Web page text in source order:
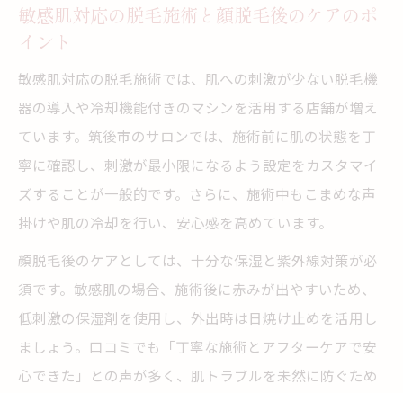
敏感肌対応の脱毛施術と顔脱毛後のケアのポ
イント
敏感肌対応の脱毛施術では、肌への刺激が少ない脱毛機
器の導入や冷却機能付きのマシンを活用する店舗が増え
ています。筑後市のサロンでは、施術前に肌の状態を丁
寧に確認し、刺激が最小限になるよう設定をカスタマイ
ズすることが一般的です。さらに、施術中もこまめな声
掛けや肌の冷却を行い、安心感を高めています。
顔脱毛後のケアとしては、十分な保湿と紫外線対策が必
須です。敏感肌の場合、施術後に赤みが出やすいため、
低刺激の保湿剤を使用し、外出時は日焼け止めを活用し
ましょう。口コミでも「丁寧な施術とアフターケアで安
心できた」との声が多く、肌トラブルを未然に防ぐため